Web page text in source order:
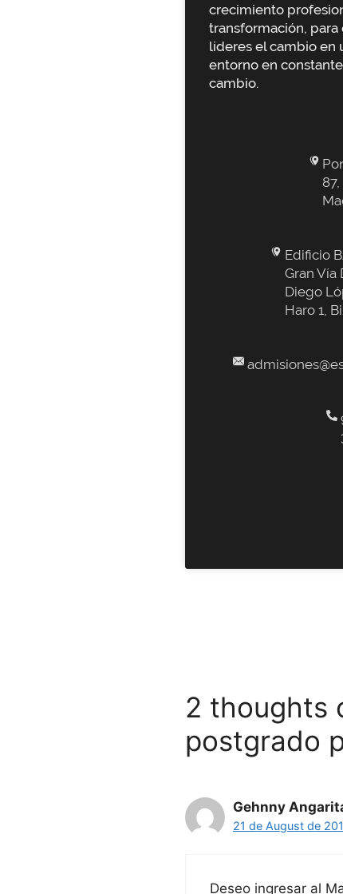
crecimiento
transformación, para
lideres el cambio en
entorno en constante
cambio.
87,
Edificio
Gran Vía
Diego
Haro 1,
2 thoughts
postgrado
Gehnny
21 de August de
Deseo ingresar al